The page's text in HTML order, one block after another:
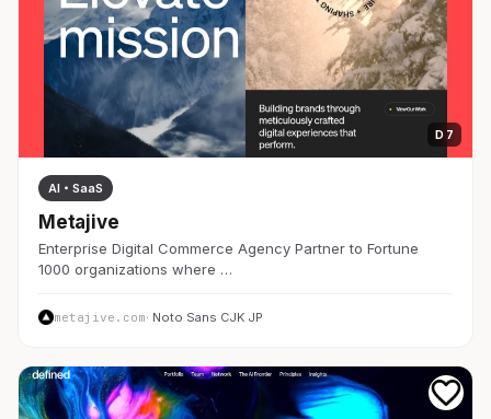
D 7
AI・SaaS
Metajive
Enterprise Digital Commerce Agency Partner to Fortune
1000 organizations where …
metajive.com· Noto Sans CJK JP